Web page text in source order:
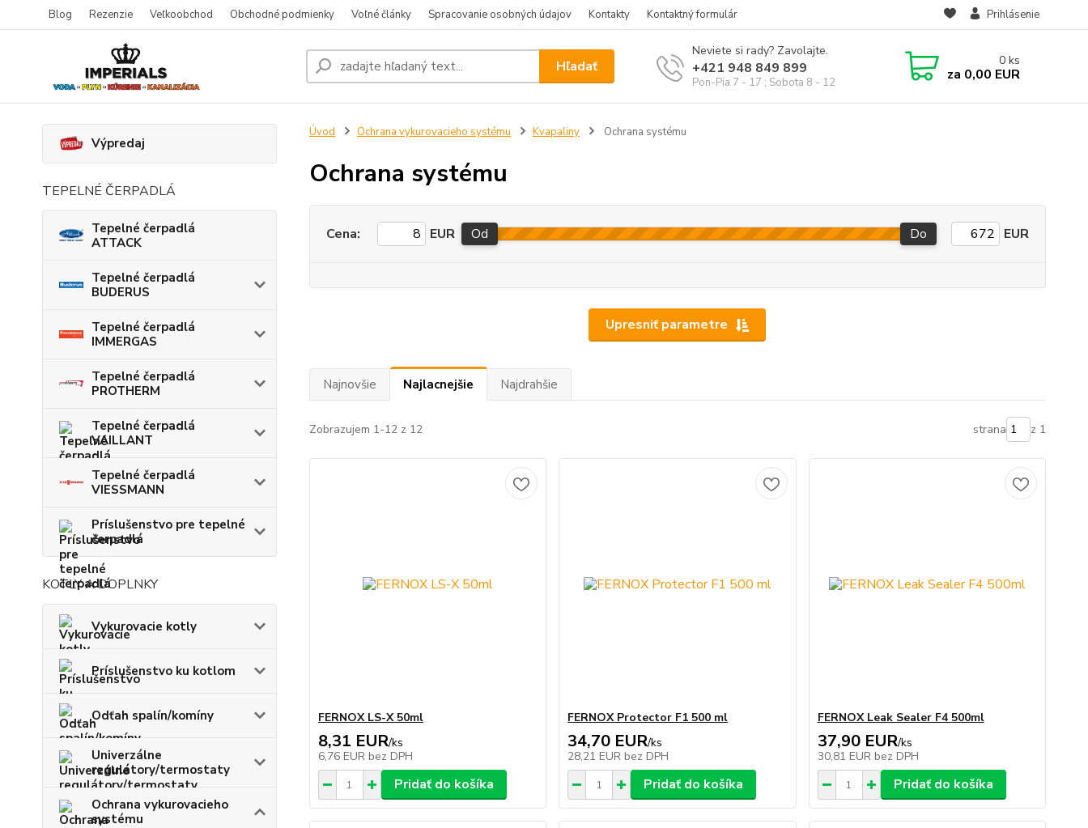
Blog Rezenzie Veľkoobchod Obchodné podmienky Voľné články Spracovanie osobných údajov Kontakty Kontaktný formulár Prihlásenie
Hľadať
Neviete si rady? Zavolajte.
+421 948 849 899
Pon-Pia 7 - 17 ; Sobota 8 - 12
0 ks
za 0,00 EUR
Výpredaj
TEPELNÉ ČERPADLÁ
Tepelné čerpadlá
ATTACK
Tepelné čerpadlá
BUDERUS
Tepelné čerpadlá
IMMERGAS
Tepelné čerpadlá
PROTHERM
Tepelné čerpadlá
VAILLANT
Tepelné čerpadlá
VIESSMANN
Príslušenstvo pre tepelné
čerpadlá
KOTLY A DOPLNKY
Vykurovacie kotly
Príslušenstvo ku kotlom
Odťah spalín/komíny
Univerzálne
regulátory/termostaty
Ochrana vykurovacieho
systému
Úvod Ochrana vykurovacieho systému Kvapaliny Ochrana systému
Ochrana systému
Upresniť parametre
Cena: EUR Od Do EUR
Najnovšie Najlacnejšie Najdrahšie
Zobrazujem 1-12 z 12 strana z 1
FERNOX LS-X 50ml
8,31 EUR/ks
6,76 EUR bez DPH
Pridať do košíka
FERNOX Protector F1 500 ml
34,70 EUR/ks
28,21 EUR bez DPH
Pridať do košíka
FERNOX Leak Sealer F4 500ml
37,90 EUR/ks
30,81 EUR bez DPH
Pridať do košíka